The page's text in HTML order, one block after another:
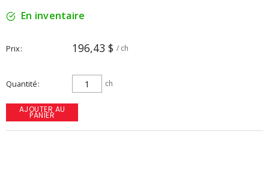
En inventaire
Prix 196,43 $ / ch
Quantité ch
AJOUTER AU
PANIER